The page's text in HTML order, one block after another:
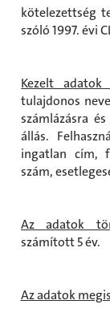
kötelezettség
szóló 1997. évi
Kezelt adatok
tulajdonos
számlázásra
állás.
ingatlan cím,
szám,
Az adatok
számított 5 év.
Az adatok